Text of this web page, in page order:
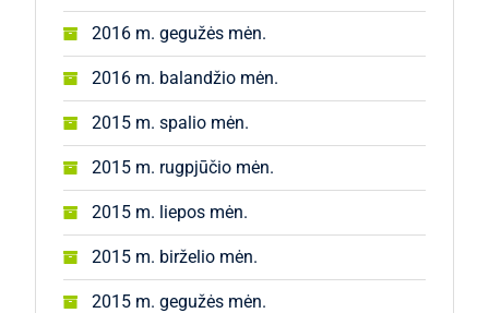
2016 m. gegužės mėn.
2016 m. balandžio mėn.
2015 m. spalio mėn.
2015 m. rugpjūčio mėn.
2015 m. liepos mėn.
2015 m. birželio mėn.
2015 m. gegužės mėn.